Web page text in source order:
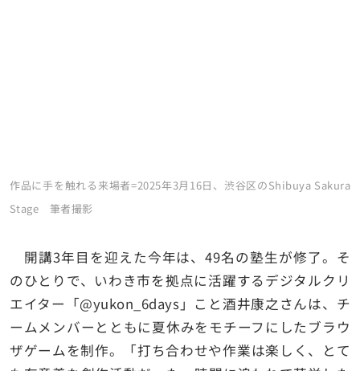
作品に手を触れる来場者=2025年3月16日、渋谷区のShibuya Sakura
Stage 筆者撮影
開講3年目を迎えた今年は、49名の塾生が修了。そ
のひとりで、いわき市を拠点に活躍するデジタルクリ
エイター「@yukon_6days」こと酒井康之さんは、チ
ームメンバーとともに夏休みをモチーフにしたブラウ
ザゲームを制作。「打ち合わせや作業は楽しく、とて